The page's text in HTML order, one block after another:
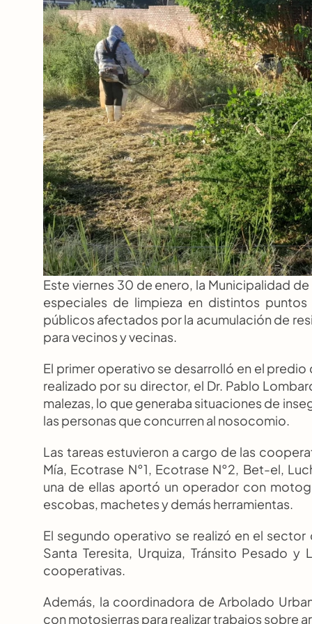
Este viernes 30 de enero, la Municipalidad
especiales de limpieza en distintos
públicos afectados por la acumulación de
para vecinos y vecinas.
El primer operativo se desarrolló en el
realizado por su director, el Dr. Pablo
malezas, lo que generaba situaciones de
las personas que concurren al nosocomio.
Las tareas estuvieron a cargo de las
Mía, Ecotrase N°1, Ecotrase N°2, Bet-el,
una de ellas aportó un operador con
escobas, machetes y demás herramientas.
El segundo operativo se realizó en el
Santa Teresita, Urquiza, Tránsito Pesado
cooperativas.
Además, la coordinadora de Arbolado
con motosierras para realizar trabajos sobre